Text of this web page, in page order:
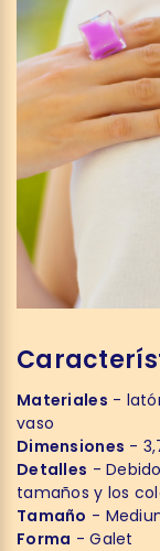
Materiales -
vaso
Dimensiones -
Detalles -
tamaños y los
Tamaño -
Forma - Galet